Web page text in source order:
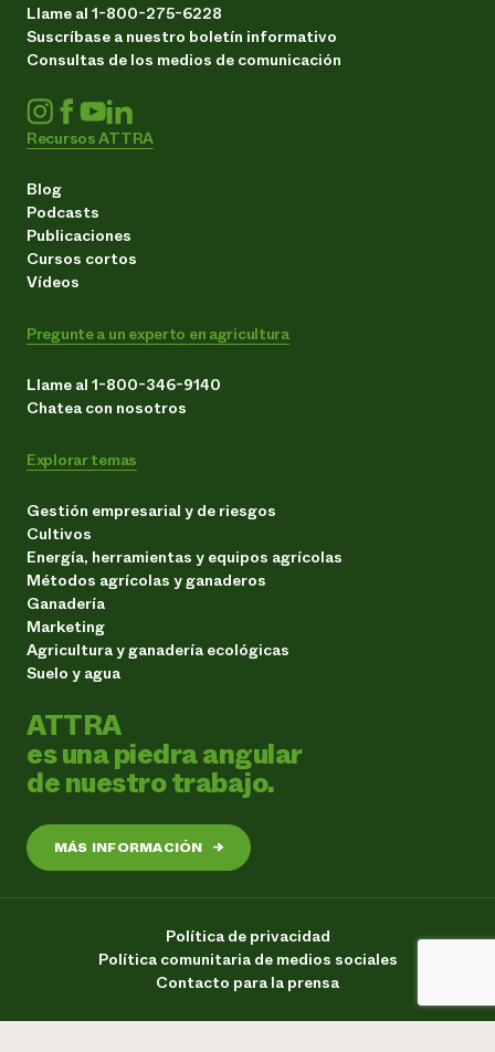
Llame al 1-800-275-6228
Suscríbase a nuestro boletín informativo
Consultas de los medios de comunicación
Recursos ATTRA
Blog
Podcasts
Publicaciones
Cursos cortos
Vídeos
Pregunte a un experto en agricultura
Llame al 1-800-346-9140
Chatea con nosotros
Explorar temas
Gestión empresarial y de riesgos
Cultivos
Energía, herramientas y equipos agrícolas
Métodos agrícolas y ganaderos
Ganadería
Marketing
Agricultura y ganadería ecológicas
Suelo y agua
ATTRA
es una piedra angular
de nuestro trabajo.
MÁS INFORMACIÓN →
Política de privacidad
Política comunitaria de medios sociales
Contacto para la prensa